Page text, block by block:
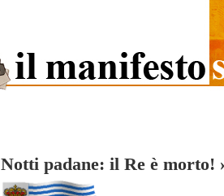
Notti padane: il Re è morto!